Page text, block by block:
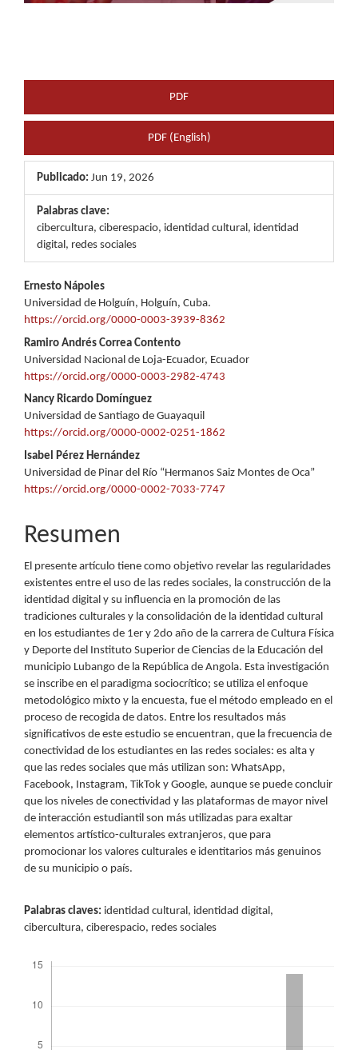
PDF
PDF (English)
Publicado: Jun 19, 2026
Palabras clave:
cibercultura, ciberespacio, identidad cultural, identidad
digital, redes sociales
Contenido
principal
del
artículo
Ernesto Nápoles
Universidad de Holguín, Holguín, Cuba.
https://orcid.org/0000-0003-3939-8362
Ramiro Andrés Correa Contento
Universidad Nacional de Loja-Ecuador, Ecuador
https://orcid.org/0000-0003-2982-4743
Nancy Ricardo Domínguez
Universidad de Santiago de Guayaquil
https://orcid.org/0000-0002-0251-1862
Isabel Pérez Hernández
Universidad de Pinar del Río “Hermanos Saiz Montes de Oca”
https://orcid.org/0000-0002-7033-7747
Resumen
El presente artículo tiene como objetivo revelar las regularidades
existentes entre el uso de las redes sociales, la construcción de la
identidad digital y su influencia en la promoción de las
tradiciones culturales y la consolidación de la identidad cultural
en los estudiantes de 1er y 2do año de la carrera de Cultura Física
y Deporte del Instituto Superior de Ciencias de la Educación del
municipio Lubango de la República de Angola. Esta investigación
se inscribe en el paradigma sociocrítico; se utiliza el enfoque
metodológico mixto y la encuesta, fue el método empleado en el
proceso de recogida de datos. Entre los resultados más
significativos de este estudio se encuentran, que la frecuencia de
conectividad de los estudiantes en las redes sociales: es alta y
que las redes sociales que más utilizan son: WhatsApp,
Facebook, Instagram, TikTok y Google, aunque se puede concluir
que los niveles de conectividad y las plataformas de mayor nivel
de interacción estudiantil son más utilizadas para exaltar
elementos artístico-culturales extranjeros, que para
promocionar los valores culturales e identitarios más genuinos
de su municipio o país.
Palabras claves: identidad cultural, identidad digital,
cibercultura, ciberespacio, redes sociales